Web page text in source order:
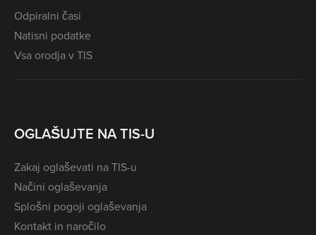
Odpiralni časi
Natisni podatke
Vsa orodja v TIS
OGLAŠUJTE NA TIS-U
Zakaj oglaševati na TIS-u
Načini oglaševanja
Splošni pogoji oglaševanja
Kontakt in naročilo